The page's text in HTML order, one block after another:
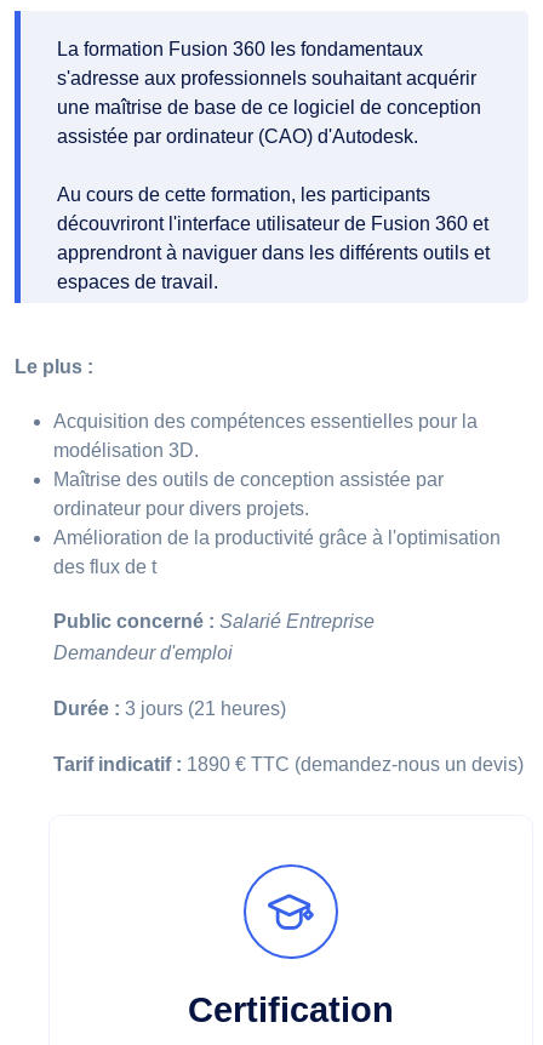
La formation Fusion 360 les fondamentaux
s'adresse aux professionnels souhaitant acquérir
une maîtrise de base de ce logiciel de conception
assistée par ordinateur (CAO) d'Autodesk.
Au cours de cette formation, les participants
découvriront l'interface utilisateur de Fusion 360 et
apprendront à naviguer dans les différents outils et
espaces de travail.
Le plus :
Acquisition des compétences essentielles pour la
modélisation 3D.
Maîtrise des outils de conception assistée par
ordinateur pour divers projets.
Amélioration de la productivité grâce à l'optimisation
des flux de t
Public concerné : Salarié Entreprise
Demandeur d'emploi
Durée : 3 jours (21 heures)
Tarif indicatif : 1890 € TTC (demandez-nous un devis)
Certification